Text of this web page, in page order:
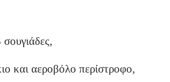
σουγιάδες,
και αεροβόλο περίστροφο,